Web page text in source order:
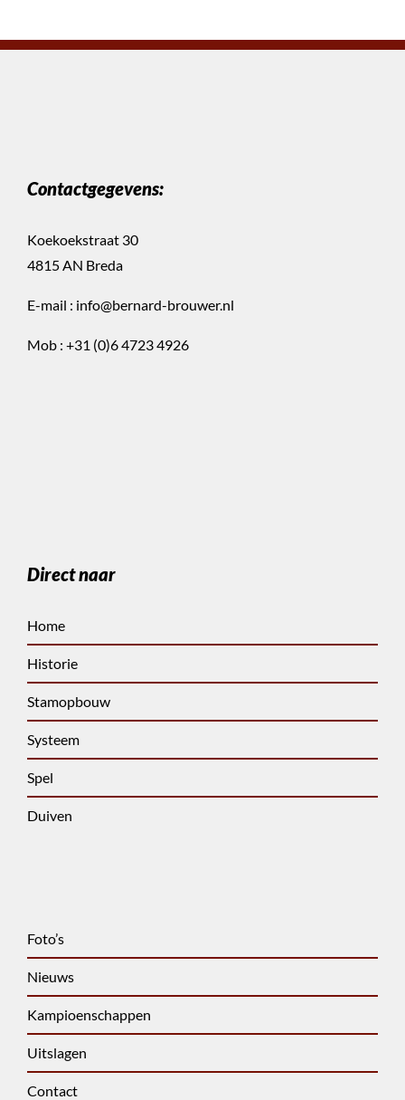
Contactgegevens:
Koekoekstraat 30
4815 AN Breda
E-mail : info@bernard-brouwer.nl
Mob : +31 (0)6 4723 4926
Direct naar
Home
Historie
Stamopbouw
Systeem
Spel
Duiven
Foto’s
Nieuws
Kampioenschappen
Uitslagen
Contact